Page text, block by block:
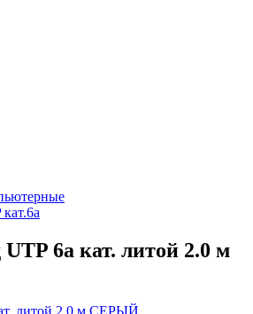
6а кат. литой 2.0 м